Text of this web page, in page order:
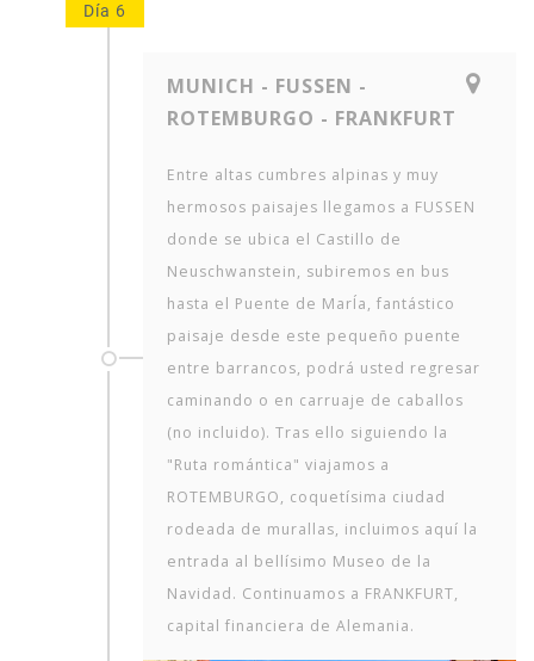
Día 6
MUNICH - FUSSEN -
ROTEMBURGO - FRANKFURT
Entre altas cumbres alpinas y muy
hermosos paisajes llegamos a FUSSEN
donde se ubica el Castillo de
Neuschwanstein, subiremos en bus
hasta el Puente de MarÍa, fantástico
paisaje desde este pequeño puente
entre barrancos, podrá usted regresar
caminando o en carruaje de caballos
(no incluido). Tras ello siguiendo la
"Ruta romántica" viajamos a
ROTEMBURGO, coquetísima ciudad
rodeada de murallas, incluimos aquí la
entrada al bellísimo Museo de la
Navidad. Continuamos a FRANKFURT,
capital financiera de Alemania.